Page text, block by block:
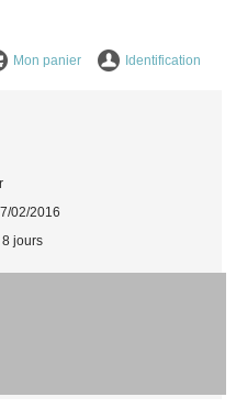
Mon panier Identification
02/2016
jours